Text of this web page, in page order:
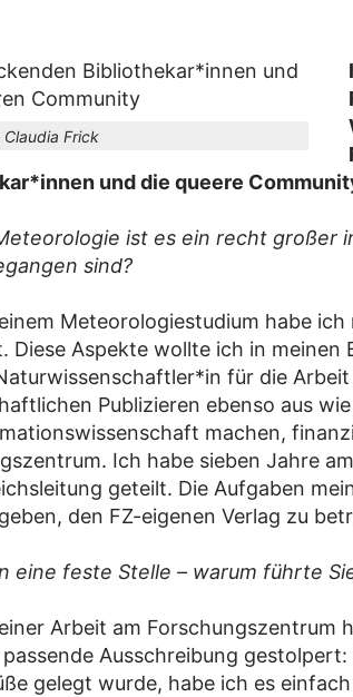
Claudia Frick
und die queere
ist es ein recht großer
sind?
Meteorologiestudium habe
Diese Aspekte wollte ich in meinen
für die
Publizieren ebenso aus
machen,
Ich habe sieben Jahre
geteilt. Die Aufgaben
den FZ-eigenen Verlag zu
eine feste Stelle – warum führte
Arbeit am Forschungszentrum
Ausschreibung
gelegt wurde, habe ich es